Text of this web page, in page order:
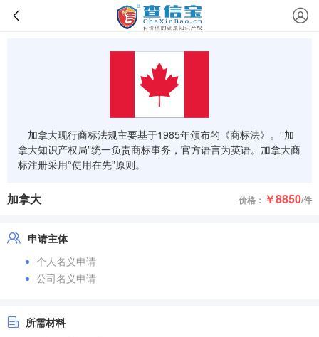
加拿大现行商标法规主要基于1985年颁布的《商标法》。°加
拿大知识产权局”统一负责商标事务，官方语言为英语。加拿大商
标注册采用°使用在先”原则。
加拿大 价格： ￥8850/件
申请主体
个人名义申请
公司名义申请
所需材料